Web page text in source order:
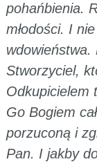
pohańbienia.
młodości. I
wdowieństwa.
Stworzyciel,
Odkupicielem
Go Bogiem
porzuconą i
Pan. I jakby